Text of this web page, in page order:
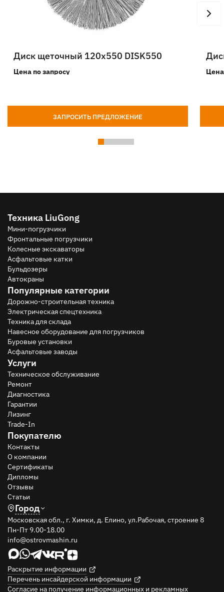
Диск щеточный 120х550 DISK550
Цена по запросу
ЗАПРОСИТЬ ПРЕДЛОЖЕНИЕ
Техника LiuGong
Мини-погрузчики
Фронтальные погрузчики
Колесные экскаваторы
Асфальтовые катки
Бульдозеры
Автокраны
Популярные категории
Дорожно-строительная техника
Электрическая спецтехника
Техника для склада
Навесное оборудование для погрузчиков
Буровые установки
Асфальтовые заводы
Услуги
Техническое обслуживание
Ремонт
Диагностика
Гарантии
Лизинг
Trade-In
Покупателю
Контакты
О компании
Сертификаты
Дипломы
Отзывы
Статьи
Город
Московская обл., г. Химки, д. Елино, ул.Рабочая, строение 8
Пн-Пт 9.00-18.00
info@ostrovmashin.ru
Раскрытие информации
Перечень инсайдерской информации
Согласие на получение информационных и рекламных